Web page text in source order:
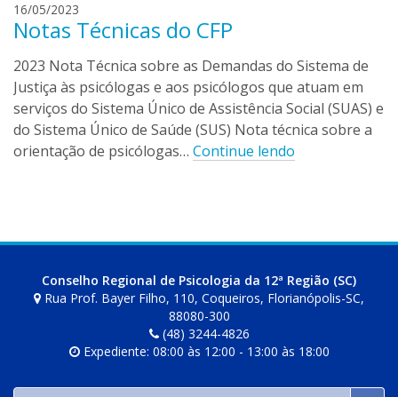
16/05/2023
a
i
l
a
l
e
Notas Técnicas do CFP
2023 Nota Técnica sobre as Demandas do Sistema de
Justiça às psicólogas e aos psicólogos que atuam em
serviços do Sistema Único de Assistência Social (SUAS) e
do Sistema Único de Saúde (SUS) Nota técnica sobre a
orientação de psicólogas… Continue lendo
Conselho Regional de Psicologia da 12ª Região (SC)
Rua Prof. Bayer Filho, 110, Coqueiros, Florianópolis-SC,
88080-300
(48) 3244-4826
Expediente: 08:00 às 12:00 - 13:00 às 18:00